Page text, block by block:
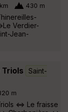
430 m
Verdier-
Jean-
Saint-
m
<=> Le fraisse